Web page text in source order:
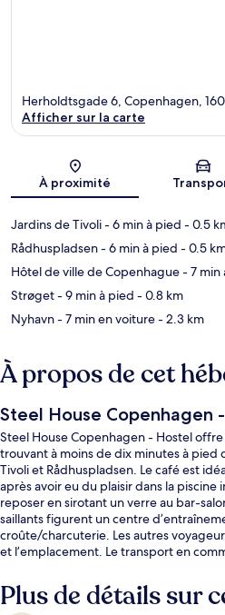
Carte
Herholdtsgade 6, Copenhagen,
Afficher sur la carte
À proximité
Jardins de Tivoli- 6 min à pied - 0.5
Rådhuspladsen- 6 min à pied - 0.5
Hôtel de ville de Copenhague- 7 min
Strøget- 9 min à pied - 0.8 km
Nyhavn- 7 min en voiture- 2.3 km
À propos de cet
Steel House Copenhagen
Steel House Copenhagen - Hostel
trouvant à moins de dix minutes à pied
Tivoli et Rådhuspladsen. Le café est
après avoir eu du plaisir dans la
reposer en sirotant un verre au bar-
saillants figurent un centre
croûte/charcuterie. Les autres
et l’emplacement. Le transport en
et Station de métro Rådhuspladsen est
Plus de détails sur